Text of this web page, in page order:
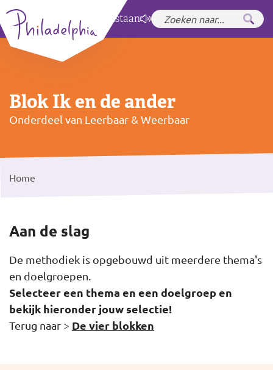
Zet hoog contrastaan
Blok Ik en de ander
Onderdeel van Leerbaar & Weerbaar
Home
Aan de slag
De methodiek is opgebouwd uit meerdere thema's
en doelgroepen.
Selecteer een thema en een doelgroep en
bekijk hieronder jouw selectie!
Terug naar > De vier blokken